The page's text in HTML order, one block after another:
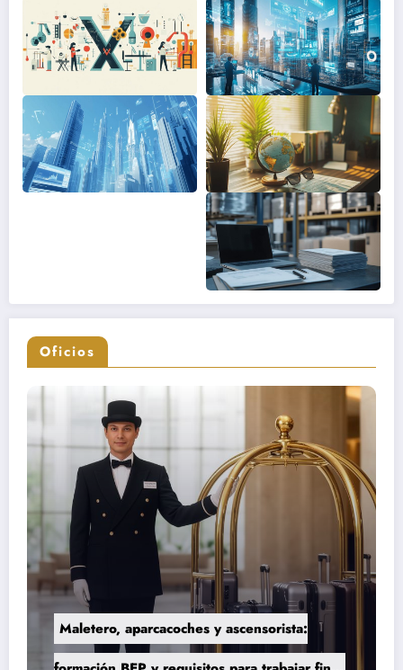
Oficios
Maletero, aparcacoches y ascensorista: